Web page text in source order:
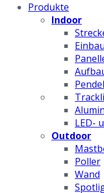
Produkte
Indoor
Einbau
Pendel
LED-
Outdoor
Poller
Wand